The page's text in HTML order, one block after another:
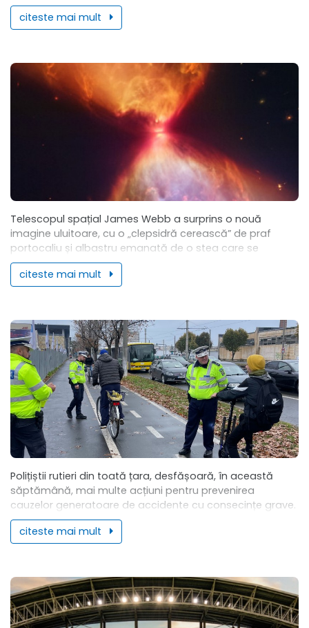
citeste mai mult
Telescopul spațial James Webb a surprins o nouă
imagine uluitoare, cu o „clepsidră cerească” de praf
portocaliu și albastru emanată de o stea care se
formează în centrul său. Conform...
citeste mai mult
Polițiștii rutieri din toată țara, desfășoară, în această
săptămână, mai multe acțiuni pentru prevenirea
cauzelor generatoare de accidente cu consecințe grave.
Astăzi, în municipiul și județul Arad, polițiștii au...
citeste mai mult